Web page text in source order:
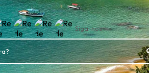
Siga-nos